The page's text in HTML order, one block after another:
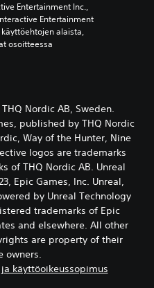
Entertainment Inc.,
Entertainment
alaista,
osoitteessa
Nordic AB, Sweden.
published by THQ Nordic
Way of the Hunter, Nine
logos are trademarks
of THQ Nordic AB. Unreal
Epic Games, Inc. Unreal,
by Unreal Technology
trademarks of Epic
and elsewhere. All other
are property of their
owners.
käyttöoikeussopimus